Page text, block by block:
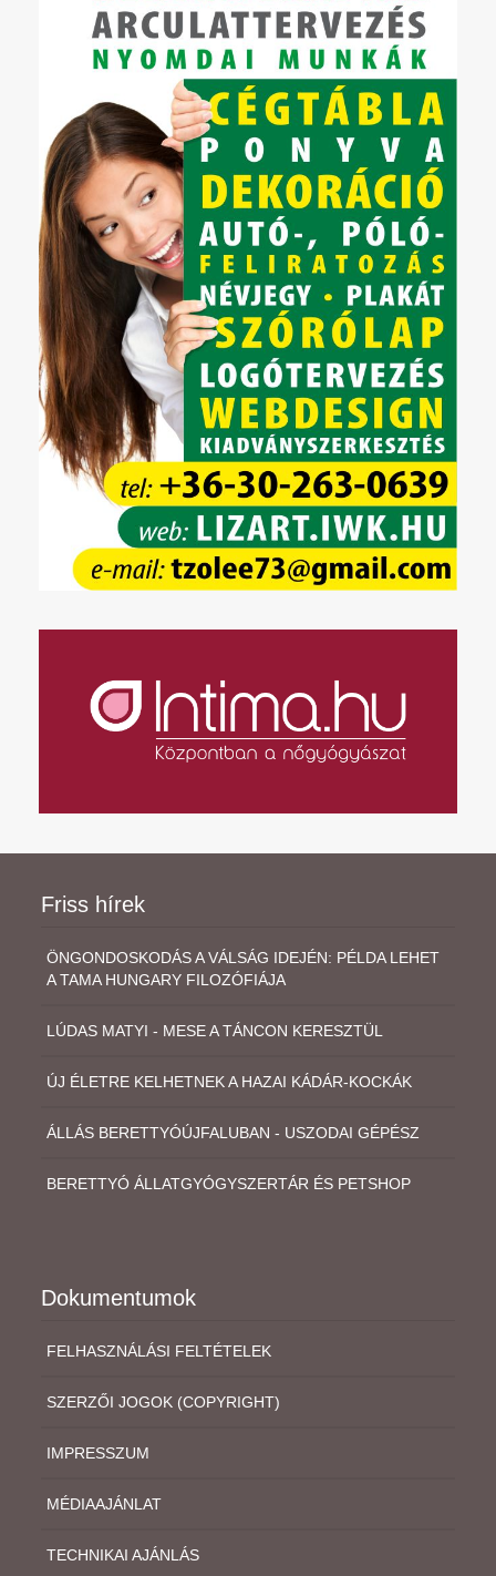
Friss hírek
ÖNGONDOSKODÁS A VÁLSÁG IDEJÉN: PÉLDA LEHET
A TAMA HUNGARY FILOZÓFIÁJA
LÚDAS MATYI - MESE A TÁNCON KERESZTÜL
ÚJ ÉLETRE KELHETNEK A HAZAI KÁDÁR-KOCKÁK
ÁLLÁS BERETTYÓÚJFALUBAN - USZODAI GÉPÉSZ
BERETTYÓ ÁLLATGYÓGYSZERTÁR ÉS PETSHOP
Dokumentumok
FELHASZNÁLÁSI FELTÉTELEK
SZERZŐI JOGOK (COPYRIGHT)
IMPRESSZUM
MÉDIAAJÁNLAT
TECHNIKAI AJÁNLÁS